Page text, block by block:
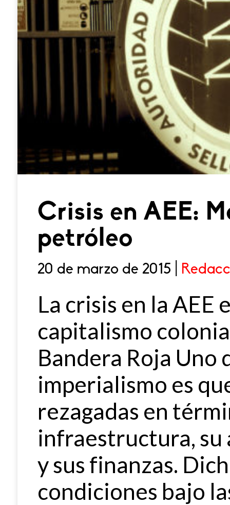
Crisis en AEE:
petróleo
20 de marzo de 2015 |
La crisis en la AEE
capitalismo
Bandera Roja Uno
imperialismo es
rezagadas en
infraestructura, su
y sus finanzas.
condiciones bajo